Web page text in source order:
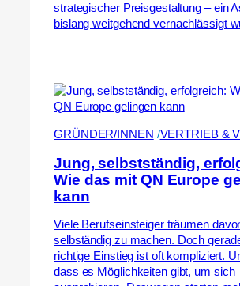
strategischer Preisgestaltung – ein
bislang weitgehend vernachlässigt
GRÜNDER/INNEN /VERTRIEB &
Jung, selbstständig,
Wie das mit QN Europe
kann
Viele Berufseinsteiger träumen
selbständig zu machen. Doch
richtige Einstieg ist oft kompliziert.
dass es Möglichkeiten gibt, um sich